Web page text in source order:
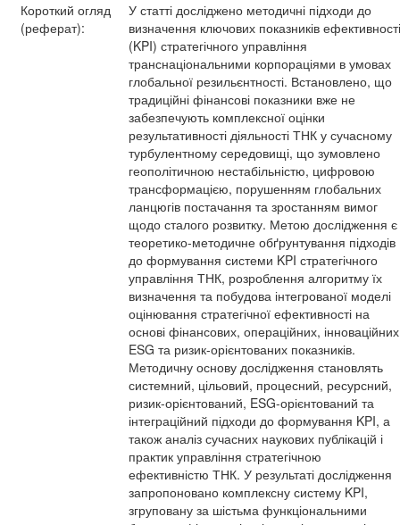
Короткий огляд
(реферат):
У статті досліджено методичні підходи до
визначення ключових показників ефективності
(KPI) стратегічного управління
транснаціональними корпораціями в умовах
глобальної резильєнтності. Встановлено, що
традиційні фінансові показники вже не
забезпечують комплексної оцінки
результативності діяльності ТНК у сучасному
турбулентному середовищі, що зумовлено
геополітичною нестабільністю, цифровою
трансформацією, порушенням глобальних
ланцюгів постачання та зростанням вимог
щодо сталого розвитку. Метою дослідження є
теоретико-методичне обґрунтування підходів
до формування системи KPI стратегічного
управління ТНК, розроблення алгоритму їх
визначення та побудова інтегрованої моделі
оцінювання стратегічної ефективності на
основі фінансових, операційних,
ESG та ризик-орієнтованих показників.
Методичну основу дослідження становлять
системний, цільовий, процесний, ресурсний,
ризик-орієнтований, ESG-орієнтований та
інтеграційний підходи до формування KPI, а
також аналіз сучасних наукових публікацій і
практик управління стратегічною
ефективністю ТНК. У результаті дослідження
запропоновано комплексну систему KPI,
згруповану за шістьма функціональними